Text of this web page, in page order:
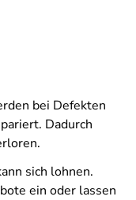
bei Defekten
Dadurch
sich lohnen.
ein oder lassen